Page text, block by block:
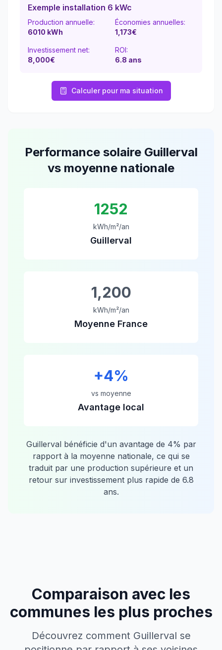
Exemple installation 6 kWc
Production annuelle:
6010 kWh
Économies annuelles:
1,173€
Investissement net:
8,000€
ROI:
6.8 ans
Calculer pour ma situation
Performance solaire Guillerval
vs moyenne nationale
1252
kWh/m²/an
Guillerval
1,200
kWh/m²/an
Moyenne France
+4%
vs moyenne
Avantage local
Guillervalbénéficie d'un avantage de 4% par
rapport à la moyenne nationale, ce qui se
traduit par une production supérieure et un
retour sur investissement plus rapide de 6.8
ans.
Comparaison avec les
communes les plus proches
Découvrez comment Guillerval se